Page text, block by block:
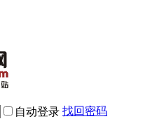
自动登录 找回密码